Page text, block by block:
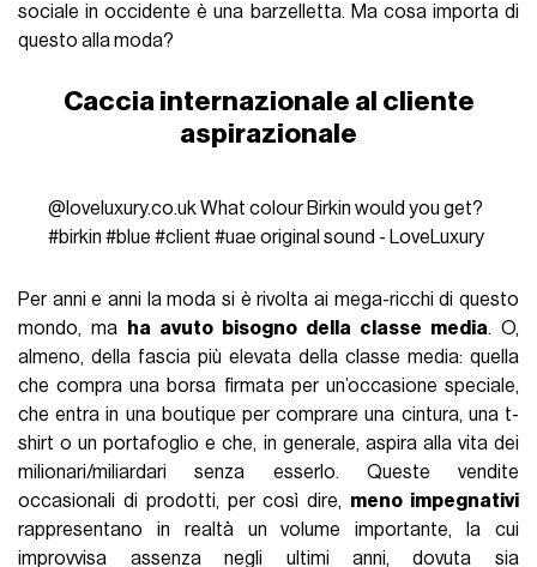
sociale in occidente è una barzelletta. Ma cosa importa di
questo alla moda?
Caccia internazionale al cliente
aspirazionale
@loveluxury.co.uk What colour Birkin would you get?
#birkin #blue #client #uae original sound - LoveLuxury
Per anni e anni la moda si è rivolta ai mega-ricchi di questo
mondo, ma
ha avuto bisogno della classe media. O,
almeno, della fascia più elevata della classe media: quella
che compra una borsa firmata per un’occasione speciale,
che entra in una boutique per comprare una cintura, una t-
shirt o un portafoglio e che, in generale, aspira alla vita dei
milionari/miliardari senza esserlo. Queste vendite
occasionali di prodotti, per così dire, meno impegnativi
rappresentano in realtà un volume importante, la cui
improvvisa assenza negli ultimi anni, dovuta sia